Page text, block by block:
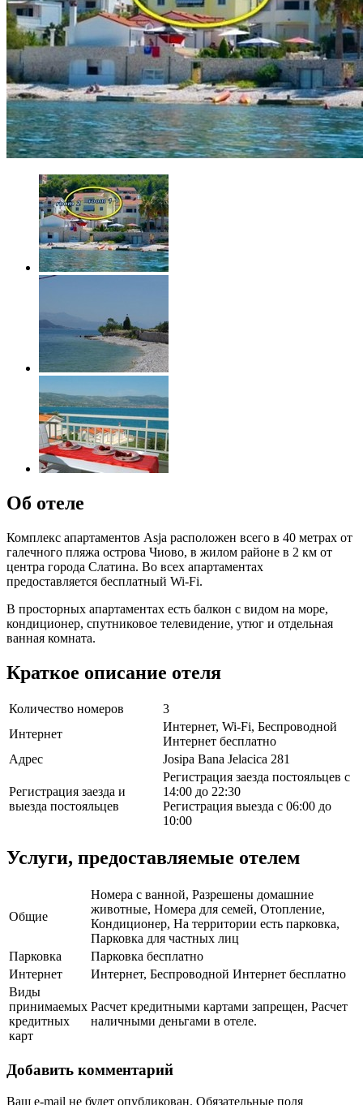
Об отеле
Комплекс апартаментов Asja расположен всего в 40 метрах от
галечного пляжа острова Чиово, в жилом районе в 2 км от
центра города Слатина. Во всех апартаментах
предоставляется бесплатный Wi-Fi.
В просторных апартаментах есть балкон с видом на море,
кондиционер, спутниковое телевидение, утюг и отдельная
ванная комната.
Краткое описание отеля
Количество номеров
3
Интернет
Интернет, Wi-Fi, Беспроводной
Интернет бесплатно
Адрес
Josipa Bana Jelacica 281
Регистрация заезда и
выезда постояльцев
Регистрация заезда постояльцев с
14:00 до 22:30
Регистрация выезда с 06:00 до
10:00
Услуги, предоставляемые отелем
Общие
Номера с ванной, Разрешены домашние
животные, Номера для семей, Отопление,
Кондиционер, На территории есть парковка,
Парковка для частных лиц
Парковка
Парковка бесплатно
Интернет
Интернет, Беспроводной Интернет бесплатно
Виды
принимаемых
кредитных
карт
Расчет кредитными картами запрещен, Расчет
наличными деньгами в отеле.
Добавить комментарий
Ваш e-mail не будет опубликован. Обязательные поля